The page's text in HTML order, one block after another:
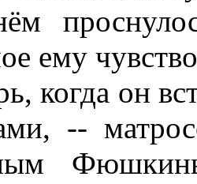
ему
когда он
--